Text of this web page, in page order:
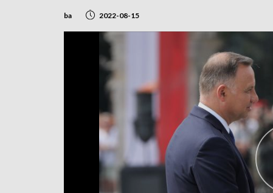
ba 2022-08-15